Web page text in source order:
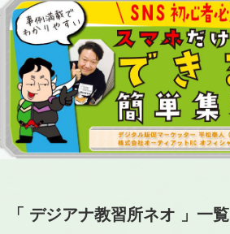
「 デジアナ教習所ネオ 」一覧